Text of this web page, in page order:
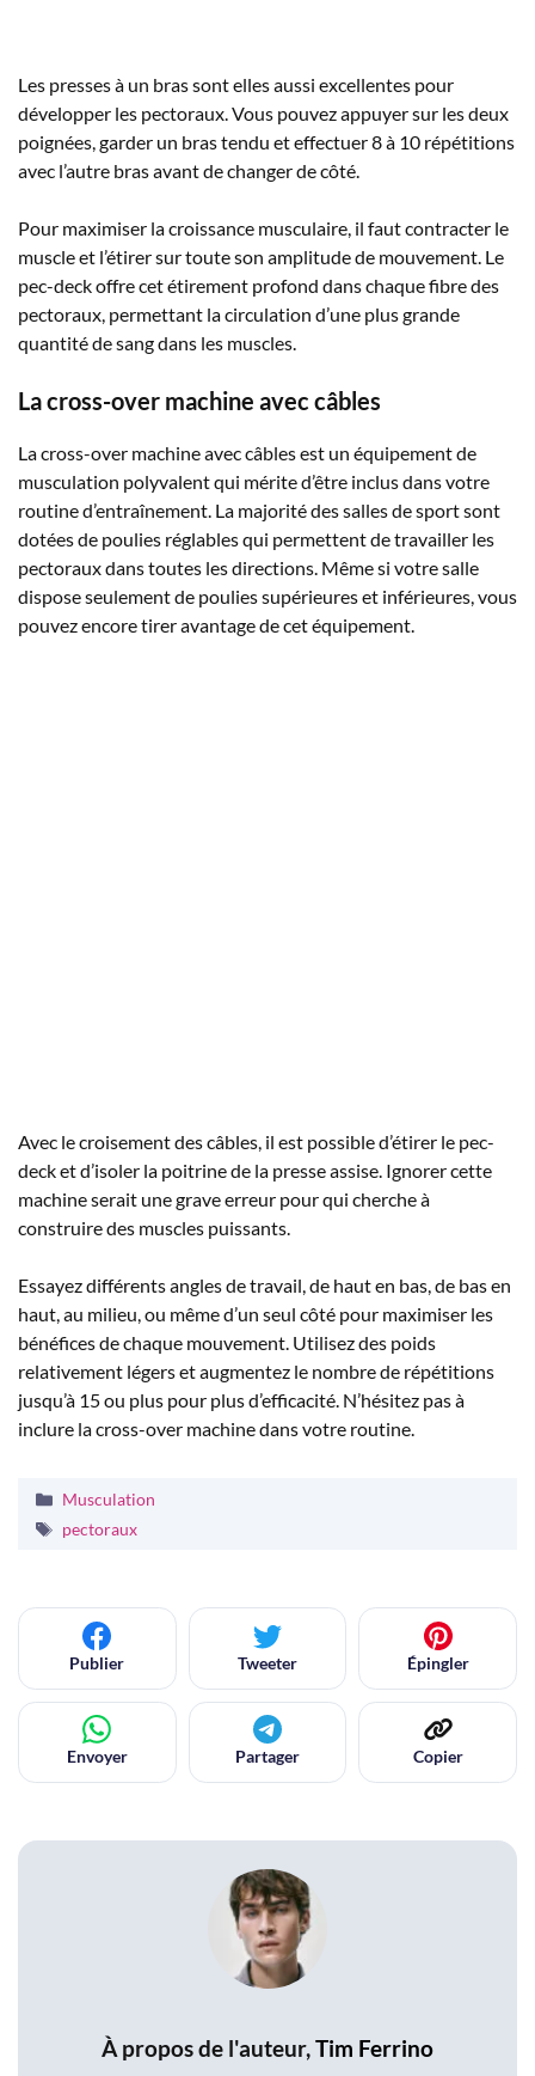
Les presses à un bras sont elles aussi excellentes pour
développer les pectoraux. Vous pouvez appuyer sur les deux
poignées, garder un bras tendu et effectuer 8 à 10 répétitions
avec l’autre bras avant de changer de côté.
Pour maximiser la croissance musculaire, il faut contracter le
muscle et l’étirer sur toute son amplitude de mouvement. Le
pec-deck offre cet étirement profond dans chaque fibre des
pectoraux, permettant la circulation d’une plus grande
quantité de sang dans les muscles.
La cross-over machine avec câbles
La cross-over machine avec câbles est un équipement de
musculation polyvalent qui mérite d’être inclus dans votre
routine d’entraînement. La majorité des salles de sport sont
dotées de poulies réglables qui permettent de travailler les
pectoraux dans toutes les directions. Même si votre salle
dispose seulement de poulies supérieures et inférieures, vous
pouvez encore tirer avantage de cet équipement.
Avec le croisement des câbles, il est possible d’étirer le pec-
deck et d’isoler la poitrine de la presse assise. Ignorer cette
machine serait une grave erreur pour qui cherche à
construire des muscles puissants.
Essayez différents angles de travail, de haut en bas, de bas en
haut, au milieu, ou même d’un seul côté pour maximiser les
bénéfices de chaque mouvement. Utilisez des poids
relativement légers et augmentez le nombre de répétitions
jusqu’à 15 ou plus pour plus d’efficacité. N’hésitez pas à
inclure la cross-over machine dans votre routine.
Catégories
Musculation
Étiquettes
pectoraux
Publier Tweeter Épingler
Envoyer Partager Copier
À propos de l'auteur,Tim Ferrino